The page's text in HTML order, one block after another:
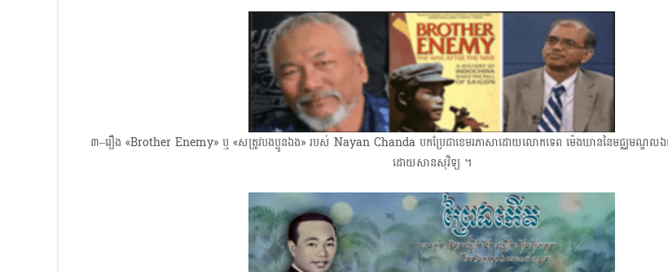
៣–រឿង «Brother Enemy» ឬ «សត្រូវបងប្អូនឯង» របស់ Nayan Chanda​ បកប្រែជាខេមរភាសាដោយ​លោក​ទេព ម៉េងឃាន​នៃមជ្ឈមណ្ឌលឯក
ដោយសានសុវិទ្យ ​។